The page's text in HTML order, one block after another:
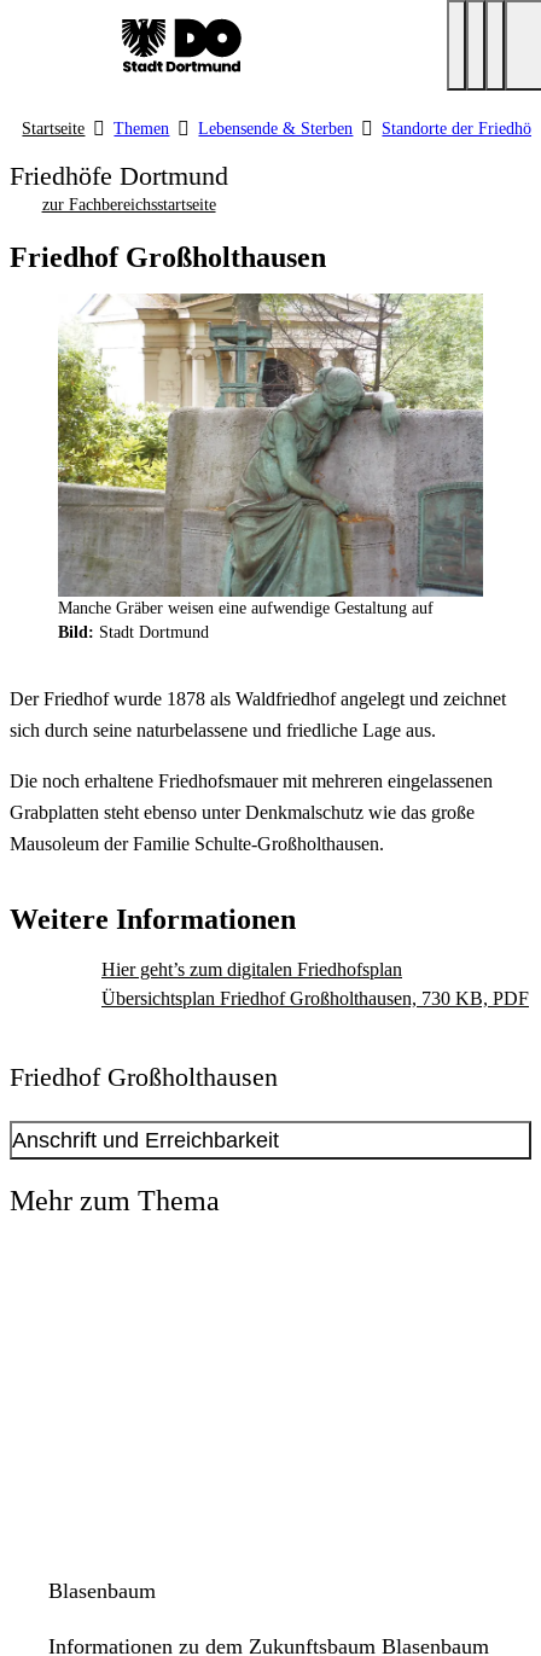
Startseite Themen Lebensende & Sterben Standorte der
Friedhöfe Dortmund
zur Fachbereichsstartseite
Friedhof Großholthausen
Manche Gräber weisen eine aufwendige Gestaltung auf
Bild: Stadt Dortmund
Der Friedhof wurde 1878 als Waldfriedhof angelegt und zeichnet
sich durch seine naturbelassene und friedliche Lage aus.
Die noch erhaltene Friedhofsmauer mit mehreren eingelassenen
Grabplatten steht ebenso unter Denkmalschutz wie das große
Mausoleum der Familie Schulte-Großholthausen.
Weitere Informationen
Hier geht’s zum digitalen Friedhofsplan
Übersichtsplan Friedhof Großholthausen, 730 KB, PDF
Friedhof Großholthausen
Anschrift und Erreichbarkeit
Anschrift
Mehr zum Thema
Blasenbaum
Informationen zu dem Zukunftsbaum Blasenbaum